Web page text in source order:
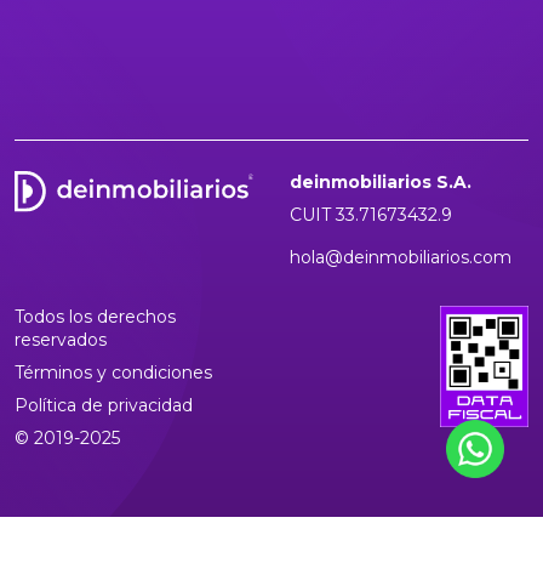
deinmobiliarios S.A.
CUIT 33.71673432.9
hola@deinmobiliarios.com
Todos los derechos
reservados
Términos y condiciones
Política de privacidad
© 2019-2025